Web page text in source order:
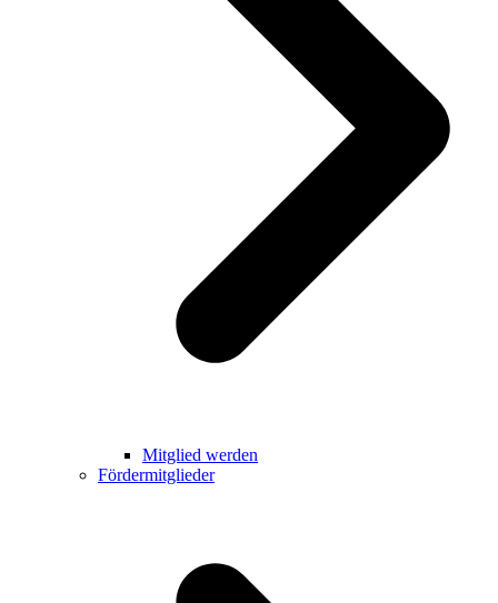
Mitglied werden
Fördermitglieder